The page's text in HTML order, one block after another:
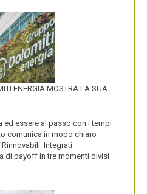
ENERGIA MOSTRA LA SUA
ed essere al passo con i tempi
comunica in modo chiaro
Integrati.
di payoff in tre momenti divisi